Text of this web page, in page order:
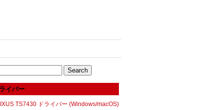
イバー
TS7430 ドライバー (Windows/macOS)